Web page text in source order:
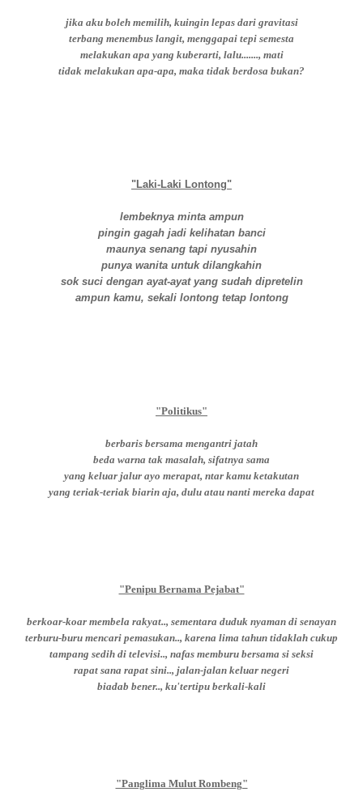
jika aku boleh memilih, kuingin lepas dari gravitasi
terbang menembus langit, menggapai tepi semesta
melakukan apa yang kuberarti, lalu......., mati
tidak melakukan apa-apa, maka tidak berdosa bukan?
"Laki-Laki Lontong"
lembeknya minta ampun
pingin gagah jadi kelihatan banci
maunya senang tapi nyusahin
punya wanita untuk dilangkahin
sok suci dengan ayat-ayat yang sudah dipretelin
ampun kamu, sekali lontong tetap lontong
"Politikus"
berbaris bersama mengantri jatah
beda warna tak masalah, sifatnya sama
yang keluar jalur ayo merapat, ntar kamu ketakutan
yang teriak-teriak biarin aja, dulu atau nanti mereka dapat
"Penipu Bernama Pejabat"
berkoar-koar membela rakyat.., sementara duduk nyaman di senayan
terburu-buru mencari pemasukan.., karena lima tahun tidaklah cukup
tampang sedih di televisi.., nafas memburu bersama si seksi
rapat sana rapat sini.., jalan-jalan keluar negeri
biadab bener.., ku'tertipu berkali-kali
"Panglima Mulut Rombeng"